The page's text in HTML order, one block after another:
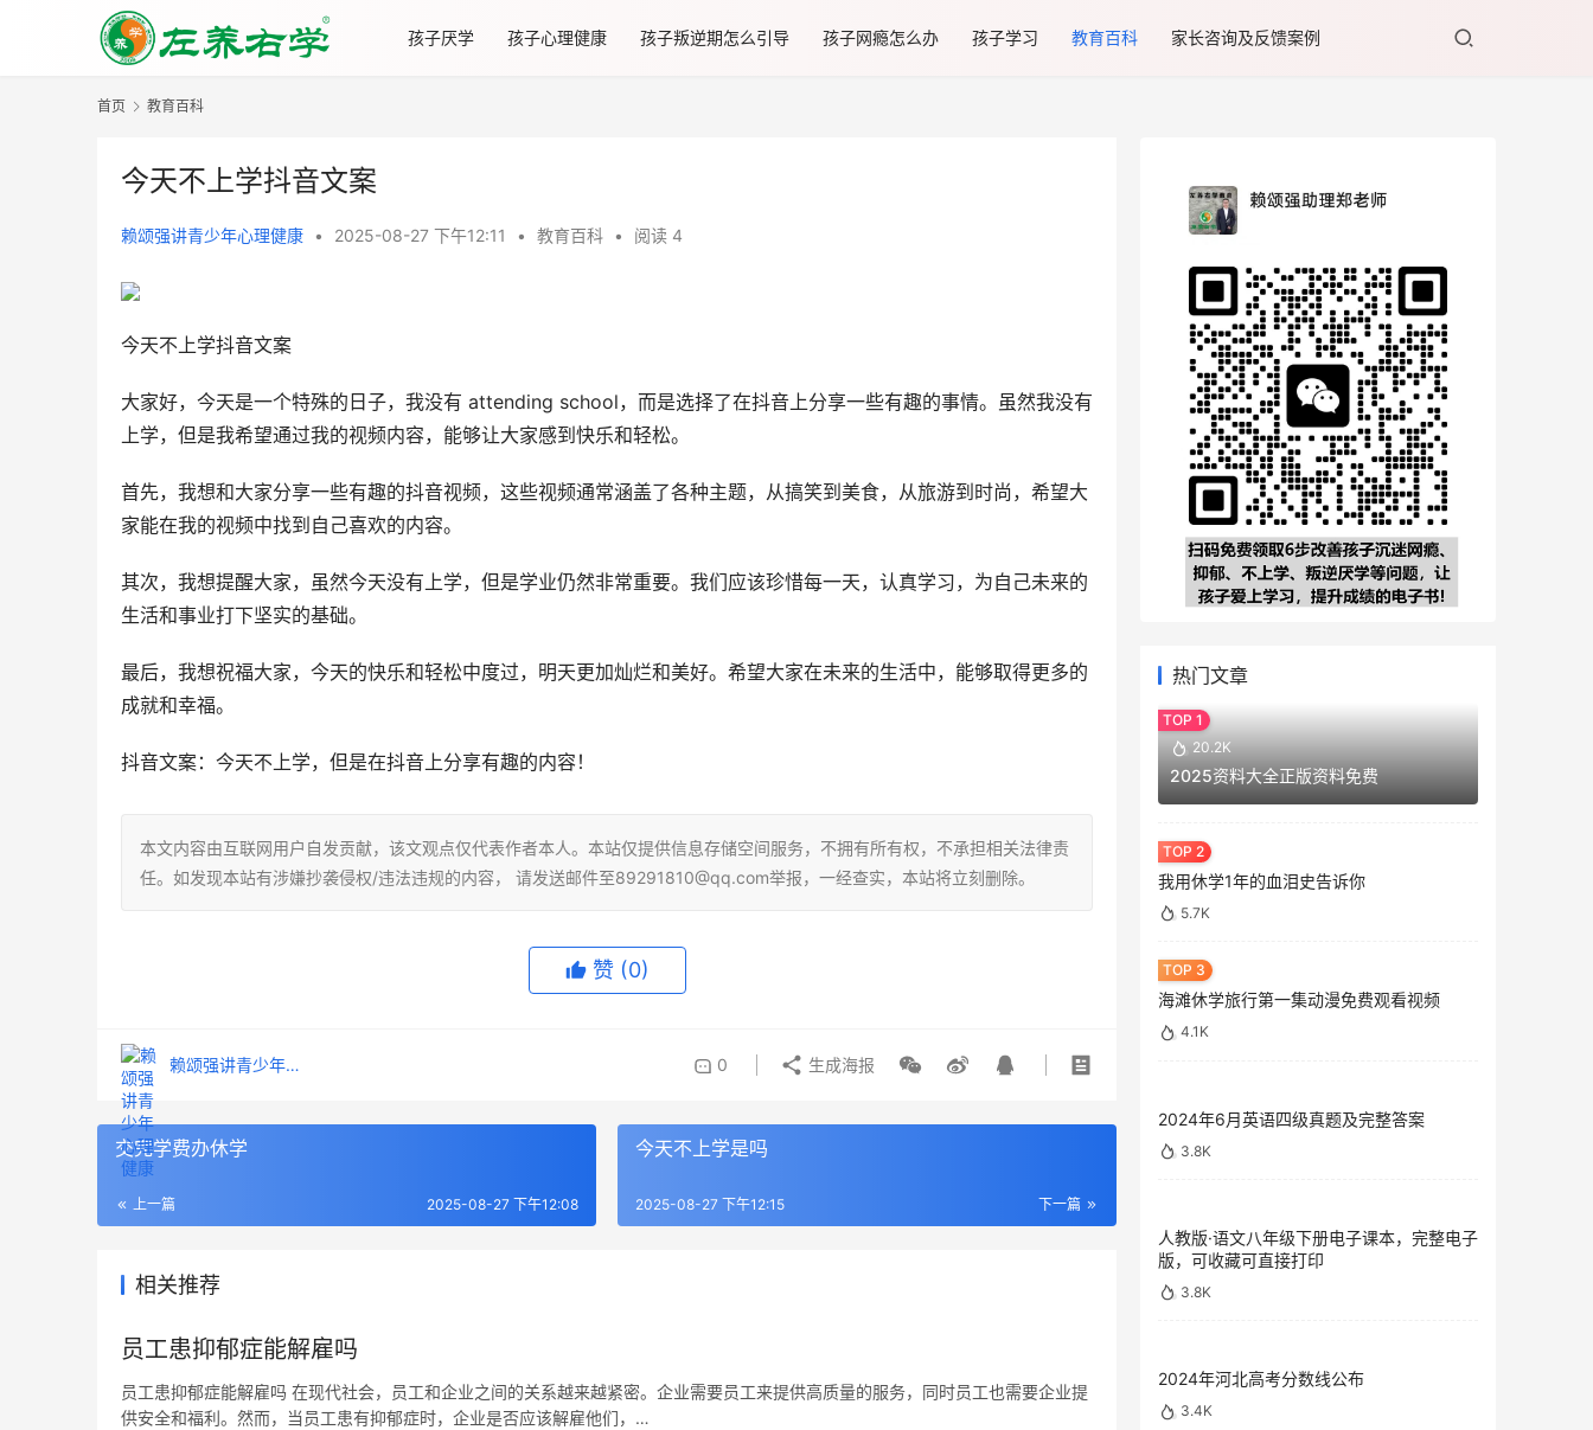
孩子厌学 孩子心理健康 孩子叛逆期怎么引导 孩子网瘾怎么办 孩子学习 教育百科 家长咨询及反馈案例
首页 教育百科
今天不上学抖音文案
赖颂强讲青少年心理健康 • 2025-08-27 下午12:11 • 教育百科 • 阅读 4
今天不上学抖音文案
大家好，今天是一个特殊的日子，我没有 attending school，而是选择了在抖音上分享一些有趣的事情。虽然我没有
上学，但是我希望通过我的视频内容，能够让大家感到快乐和轻松。
首先，我想和大家分享一些有趣的抖音视频，这些视频通常涵盖了各种主题，从搞笑到美食，从旅游到时尚，希望大
家能在我的视频中找到自己喜欢的内容。
其次，我想提醒大家，虽然今天没有上学，但是学业仍然非常重要。我们应该珍惜每一天，认真学习，为自己未来的
生活和事业打下坚实的基础。
最后，我想祝福大家，今天的快乐和轻松中度过，明天更加灿烂和美好。希望大家在未来的生活中，能够取得更多的
成就和幸福。
抖音文案：今天不上学，但是在抖音上分享有趣的内容！
本文内容由互联网用户自发贡献，该文观点仅代表作者本人。本站仅提供信息存储空间服务，不拥有所有权，不承担相关法律责
任。如发现本站有涉嫌抄袭侵权/违法违规的内容， 请发送邮件至89291810@qq.com举报，一经查实，本站将立刻删除。
赞 (0)
赖颂强讲青少年心理健康 0 生成海报
交完学费办休学
上一篇 2025-08-27 下午12:08
今天不上学是吗
下一篇
2025-08-27 下午12:15
相关推荐
员工患抑郁症能解雇吗
员工患抑郁症能解雇吗 在现代社会，员工和企业之间的关系越来越紧密。企业需要员工来提供高质量的服务，同时员工也需要企业提
供安全和福利。然而，当员工患有抑郁症时，企业是否应该解雇他们，…
热门文章
20.2K
2025资料大全正版资料免费
我用休学1年的血泪史告诉你
5.7K
海滩休学旅行第一集动漫免费观看视频
4.1K
2024年6月英语四级真题及完整答案
3.8K
人教版·语文八年级下册电子课本，完整电子
版，可收藏可直接打印
3.8K
2024年河北高考分数线公布
3.4K